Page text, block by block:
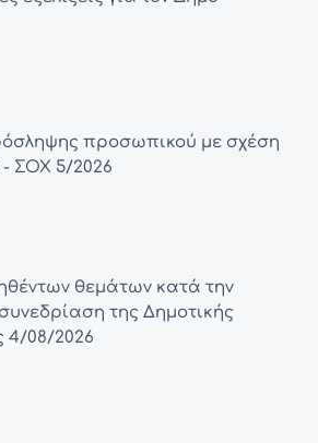
προσωπικού με σχέση
ΣΟΧ 5/2026
θεμάτων κατά την
της Δημοτικής
4/08/2026